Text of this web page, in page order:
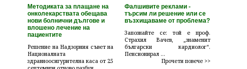
Методиката за плащане на
онколекарствата обещава
нови болнични дългове и
влошено лечение на
пациентите
Решение на Надзорния съвет на
Националната
здравноосигурителна каса от 25
Фалшивите реклами -
търсим ли решение или се
възхищаваме от проблема?
Запознайте се: той е проф.
Страхил Вачев, „знаменит
български кардиолог“.
Пенсионирал ...
Прочети повече >>